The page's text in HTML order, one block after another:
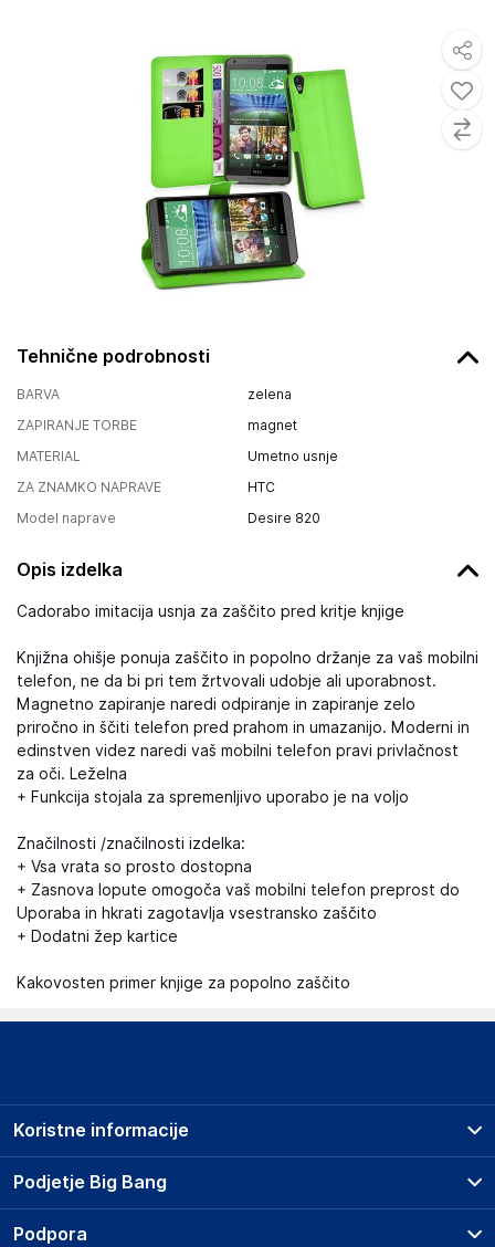
Tehnične podrobnosti
BARVA
zelena
ZAPIRANJE TORBE
magnet
MATERIAL
Umetno usnje
ZA ZNAMKO NAPRAVE
HTC
Model naprave
Desire 820
Opis izdelka
Cadorabo imitacija usnja za zaščito pred kritje knjige
Knjižna ohišje ponuja zaščito in popolno držanje za vaš mobilni
telefon, ne da bi pri tem žrtvovali udobje ali uporabnost.
Magnetno zapiranje naredi odpiranje in zapiranje zelo
priročno in ščiti telefon pred prahom in umazanijo. Moderni in
edinstven videz naredi vaš mobilni telefon pravi privlačnost
za oči. Leželna
+ Funkcija stojala za spremenljivo uporabo je na voljo
Značilnosti /značilnosti izdelka:
+ Vsa vrata so prosto dostopna
+ Zasnova lopute omogoča vaš mobilni telefon preprost do
Uporaba in hkrati zagotavlja vsestransko zaščito
+ Dodatni žep kartice
Kakovosten primer knjige za popolno zaščito
Podjetje Big Bang
O podjetju
Koristne informacije
Prodajna mesta
Storitve
Podpora